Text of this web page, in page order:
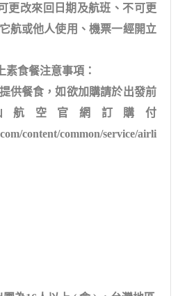
更改來回日期及航班、不可更
航或他人使用、機票一經開立
素食餐注意事項：
供餐食，如欲加購請於出發前
航空官網訂購付
content/common/service/airli